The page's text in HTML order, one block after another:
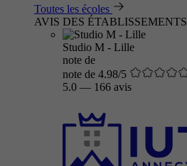
Toutes les écoles
AVIS DES ÉTABLISSEMENTS
Studio M - Lille
note de
note de 4.98/5
5.0 — 166 avis